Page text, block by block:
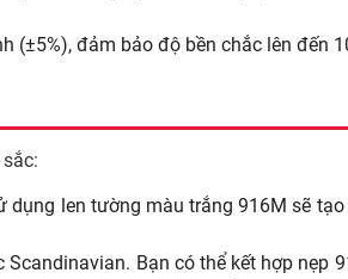
(±5%), đảm bảo độ bền chắc lên đến
dụng len tường màu trắng 916M sẽ
Bạn có thể kết hợp nẹp